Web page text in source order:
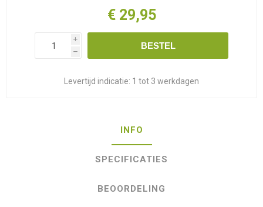
€ 29,95
i
h
BESTEL
Levertijd indicatie: 1 tot 3 werkdagen
INFO
SPECIFICATIES
BEOORDELING